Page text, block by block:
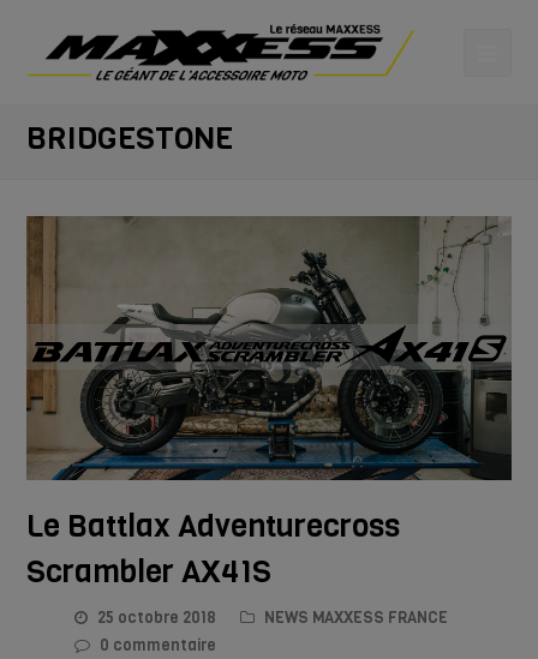
BRIDGESTONE
Le Battlax Adventurecross
Scrambler AX41S
25 octobre 2018
NEWS MAXXESS FRANCE
0 commentaire